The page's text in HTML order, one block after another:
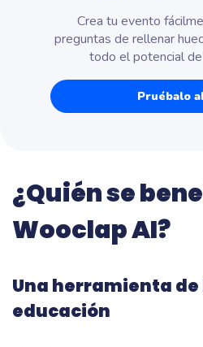
Crea tu evento
preguntas de rellenar
todo el potencial
Pruébalo
¿Quién se
Wooclap AI?
Una herramienta de
educación